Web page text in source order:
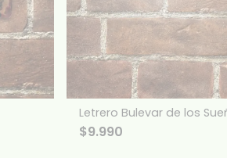
Letrero Bulevar de los
$9.990